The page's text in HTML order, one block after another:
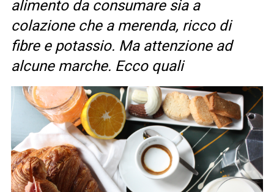
alimento da consumare sia a
colazione che a merenda, ricco di
fibre e potassio. Ma attenzione ad
alcune marche. Ecco quali